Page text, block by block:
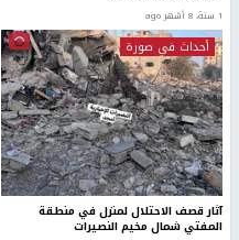
1 سنة، 8 أشهر ago
أحداث في صورة
آثار قصف الاحتلال لمنزل في منطقة
المفتي شمال مخيم النصيرات